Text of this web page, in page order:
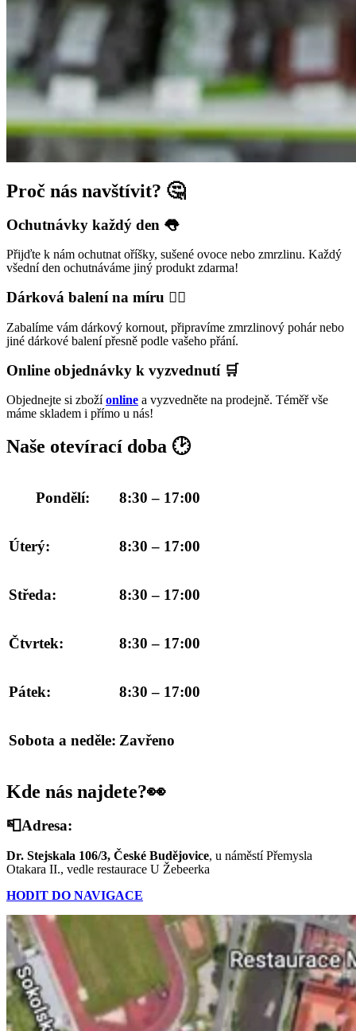
Proč nás navštívit? 🤔
Ochutnávky každý den 👅
Přijďte k nám ochutnat oříšky, sušené ovoce nebo zmrzlinu. Každý
všední den ochutnáváme jiný produkt zdarma!
Dárková balení na míru ☝🏻
Zabalíme vám dárkový kornout, připravíme zmrzlinový pohár nebo
jiné dárkové balení přesně podle vašeho přání.
Online objednávky k vyzvednutí 🛒
Objednejte si zbožíonline a vyzvedněte na prodejně. Téměř vše
máme skladem i přímo u nás!
Naše otevírací doba 🕑
Pondělí: 8:30 – 17:00
Úterý: 8:30 – 17:00
Středa: 8:30 – 17:00
Čtvrtek: 8:30 – 17:00
Pátek: 8:30 – 17:00
Sobota a neděle: Zavřeno
Kde nás najdete?👀
📮Adresa:
Dr. Stejskala 106/3, České Budějovice, u náměstí Přemysla
Otakara II., vedle restaurace U Žebeerka
HODIT DO NAVIGACE